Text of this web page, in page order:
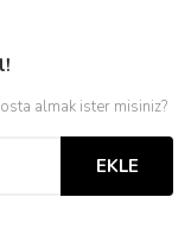
almak ister misiniz?
EKLE